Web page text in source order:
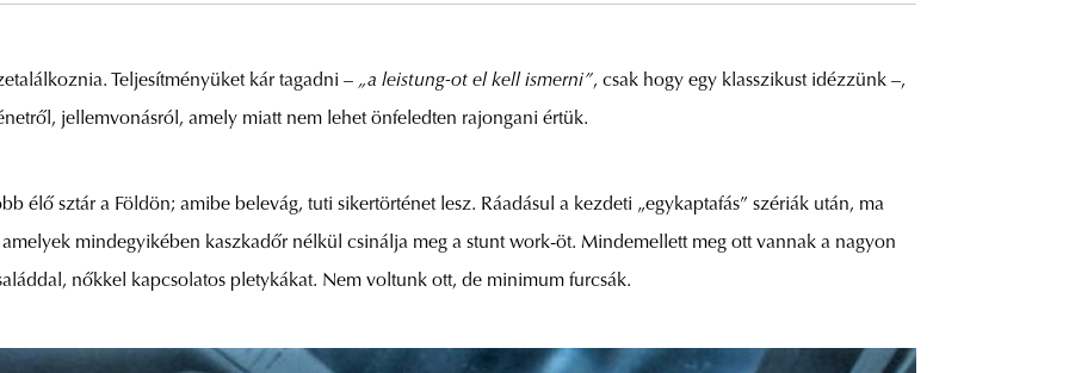
Teljesítményüket kár tagadni – „a leistung-ot el kell ismerni”, csak hogy egy klasszikust idézzünk –,
jellemvonásról, amely miatt nem lehet önfeledten rajongani értük.
élő sztár a Földön; amibe belevág, tuti sikertörténet lesz. Ráadásul a kezdeti „egykaptafás” szériák után, ma
mindegyikében kaszkadőr nélkül csinálja meg a stunt work-öt. Mindemellett meg ott vannak a nagyon
nőkkel kapcsolatos pletykákat. Nem voltunk ott, de minimum furcsák.